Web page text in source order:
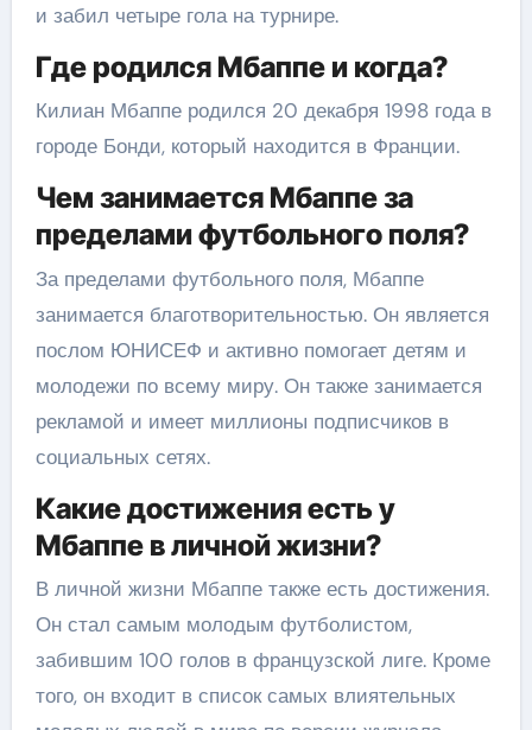
и забил четыре гола на турнире.
Где родился Мбаппе и когда?
Килиан Мбаппе родился 20 декабря 1998 года в
городе Бонди, который находится в Франции.
Чем занимается Мбаппе за
пределами футбольного поля?
За пределами футбольного поля, Мбаппе
занимается благотворительностью. Он является
послом ЮНИСЕФ и активно помогает детям и
молодежи по всему миру. Он также занимается
рекламой и имеет миллионы подписчиков в
социальных сетях.
Какие достижения есть у
Мбаппе в личной жизни?
В личной жизни Мбаппе также есть достижения.
Он стал самым молодым футболистом,
забившим 100 голов в французской лиге. Кроме
того, он входит в список самых влиятельных